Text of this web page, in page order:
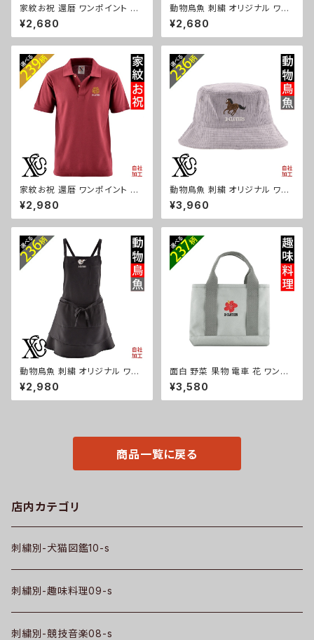
家紋お祝 還暦 ワンポイント 刺
繍 オリジナル5.6oz オリジナル
半袖 Tシャツ メンズ ロゴ おし
ゃれ tシャツ カットソー 和柄 黒
父の日 グッズ 柄 丸に 五瓜 桔
梗 巴 藤 羽 菱 唐花 木瓜 蔦 桐
織田信長 ori-am-tst2-b07-
s
¥2,680
動物鳥魚 刺繍 オリジナル ワン
ポイント 5.6oz 半袖 Tシャツ
メンズ ロゴ おしゃれ tシャツ カ
ットソー 自社ブランド 父の日 柄
2-b06-s
¥2,680
家紋お祝 還暦 ワンポイント 刺
繍 オリジナル 半袖 ポロシャツ
メンズ 無地 ロゴ おしゃれ ゴル
フ 吸汗速乾 赤 レッド ワイン 父
瓜 桔梗 巴 藤 羽 菱 唐花 木瓜
蔦 桐 織田信長 徳川家康 ori-a
m-poh2-r07-s
¥2,980
動物鳥魚 刺繍 オリジナル ワン
ポイント コーデュロイ バケット
ハット メンズ レディース 帽子
自社ブランド ロゴ グッズ 柄 お
文鳥 パンダ 魚 動物 ori-a-cap
39-b06-s
¥3,960
動物鳥魚 刺繍 オリジナル ワン
ポイント エプロン プレゼント ワ
ンピース レディース 撥水加工
おしゃれ かわいい フリル ティア
¥2,980
面白 野菜 果物 電車 花 ワンポ
イント 刺繍 オリジナル 仕分け
上手 ミニトートバッグ レディー
ス 仕切り 便利 トートバック メン
¥3,580
商品一覧に戻る
店内カテゴリ
刺繍別-犬猫図鑑10-s
刺繍別-趣味料理09-s
刺繍別-競技音楽08-s